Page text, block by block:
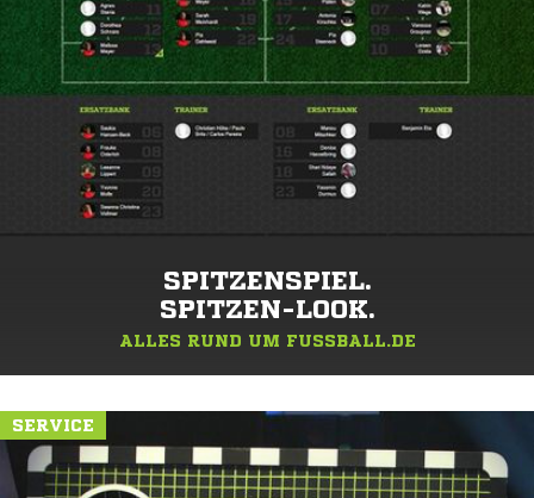
SPITZENSPIEL.
SPITZEN-LOOK.
ALLES RUND UM FUSSBALL.DE
SERVICE